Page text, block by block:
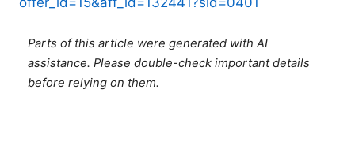
Parts of this article were generated with AI
assistance. Please double-check important details
before relying on them.